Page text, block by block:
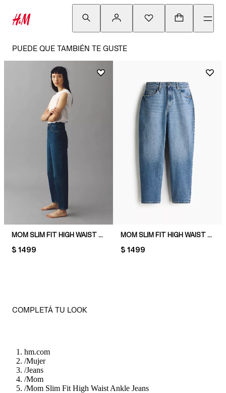
PUEDE QUE TAMBIÉN TE GUSTE
MOM SLIM FIT HIGH WAIST ANKLE JEANS
PRICE:
$ 1499
MOM SLIM FIT HIGH WAIST ANKLE JEANS
PRICE:
$ 1499
COMPLETÁ TU LOOK
hm.com
/Mujer
/Jeans
/Mom
/Mom Slim Fit High Waist Ankle Jeans